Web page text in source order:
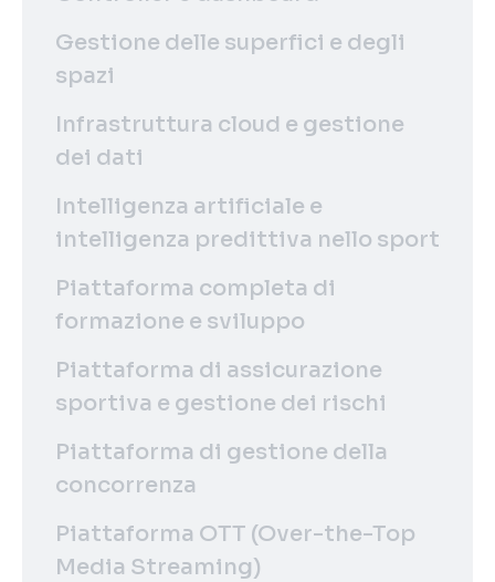
Gestione delle superfici e degli
spazi
Infrastruttura cloud e gestione
dei dati
Intelligenza artificiale e
intelligenza predittiva nello sport
Piattaforma completa di
formazione e sviluppo
Piattaforma di assicurazione
sportiva e gestione dei rischi
Piattaforma di gestione della
concorrenza
Piattaforma OTT (Over-the-Top
Media Streaming)